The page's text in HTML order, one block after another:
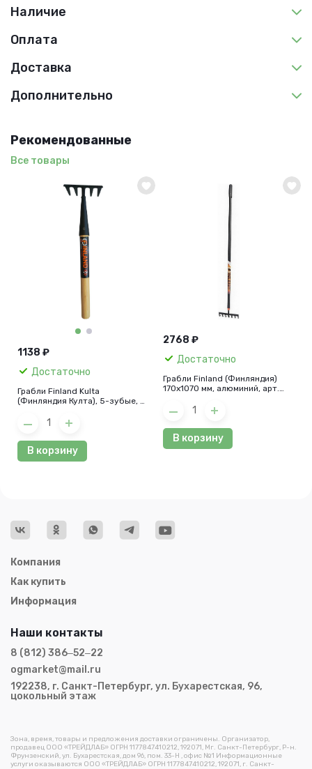
Наличие
Оплата
Доставка
Дополнительно
Рекомендованные
Все товары
1138 ₽
Достаточно
Грабли Finland Kulta
(Финляндия Култа), 5-зубые, c
мм, арт. 2373-ч
В корзину
2768 ₽
Достаточно
Грабли Finland (Финляндия)
170х1070 мм, алюминий, арт.
В корзину
Компания
Как купить
Информация
Зона, время, товары и предложения доставки ограничены. Организатор,
продавец ООО «ТРЕЙДЛАБ» ОГРН 1177847410212, 192071, Мг. Санкт-Петербург, Р-н.
Фрунзенский, ул. Бухарестская, дом 96, пом. 33-Н , офис №1 Информационные
услуги оказываются ООО «ТРЕЙДЛАБ» ОГРН 1177847410212, 192071, г. Санкт-
Наши контакты
8 (812) 386‒52‒22
ogmarket@mail.ru
192238, г. Санкт-Петербург, ул. Бухарестская, 96,
цокольный этаж